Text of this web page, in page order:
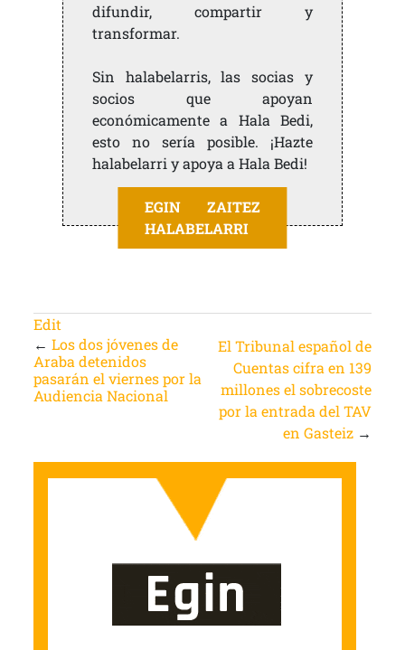
difundir, compartir y
transformar.
Sin halabelarris, las socias y
socios que apoyan
económicamente a Hala Bedi,
esto no sería posible. ¡Hazte
halabelarri y apoya a Hala Bedi!
EGIN ZAITEZ
HALABELARRI
Edit
← Los dos jóvenes de
Araba detenidos
pasarán el viernes por la
Audiencia Nacional
El Tribunal español de
Cuentas cifra en 139
millones el sobrecoste
por la entrada del TAV
en Gasteiz →